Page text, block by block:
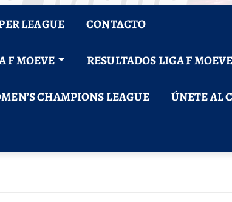
LEAGUE CONTACTO
F MOEVE RESULTADOS LIGA F MOEVE
CHAMPIONS LEAGUE ÚNETE AL